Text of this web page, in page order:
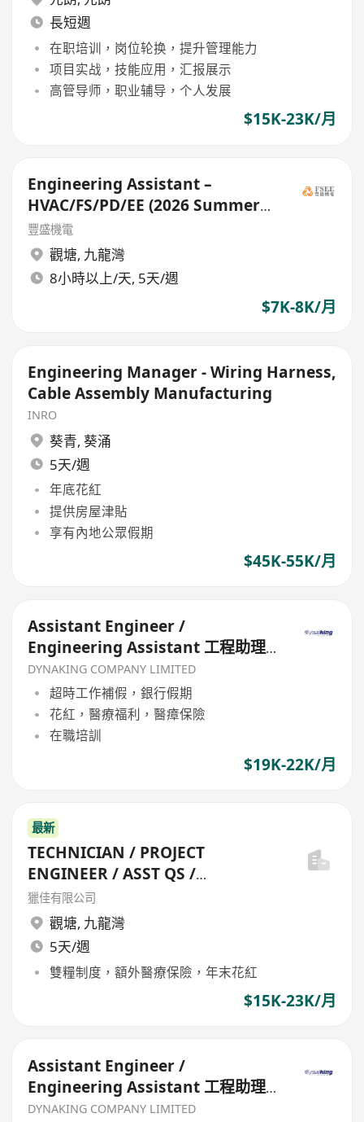
長短週
在职培训，岗位轮换，提升管理能力
项目实战，技能应用，汇报展示
高管导师，职业辅导，个人发展
$15K-23K/月
Engineering Assistant –
HVAC/FS/PD/EE (2026 Summer
Intern)
豐盛機電
觀塘, 九龍灣
8小時以上/天, 5天/週
$7K-8K/月
Engineering Manager - Wiring Harness,
Cable Assembly Manufacturing
INRO
葵青, 葵涌
5天/週
年底花紅
提供房屋津貼
享有內地公眾假期
$45K-55K/月
Assistant Engineer /
Engineering Assistant 工程助理
（毫氣/電機）
DYNAKING COMPANY LIMITED
超時工作補假，銀行假期
花紅，醫療福利，醫瘴保險
在職培訓
$19K-22K/月
最新
TECHNICIAN / PROJECT
ENGINEER / ASST QS /
ENGINEERING MANAGER
獵佳有限公司
觀塘, 九龍灣
5天/週
雙糧制度，額外醫療保險，年末花紅
$15K-23K/月
Assistant Engineer /
Engineering Assistant 工程助理
（毫氣/電機）
DYNAKING COMPANY LIMITED